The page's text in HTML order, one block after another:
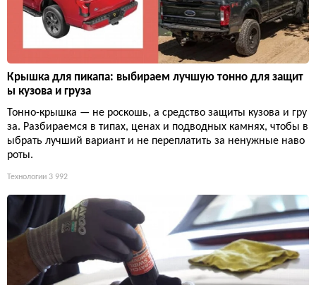
Крышка для пикапа: выбираем лучшую тонно для защит
ы кузова и груза
Тонно-крышка — не роскошь, а средство защиты кузова и гру
за. Разбираемся в типах, ценах и подводных камнях, чтобы в
ыбрать лучший вариант и не переплатить за ненужные наво
роты.
Технологии 3 992